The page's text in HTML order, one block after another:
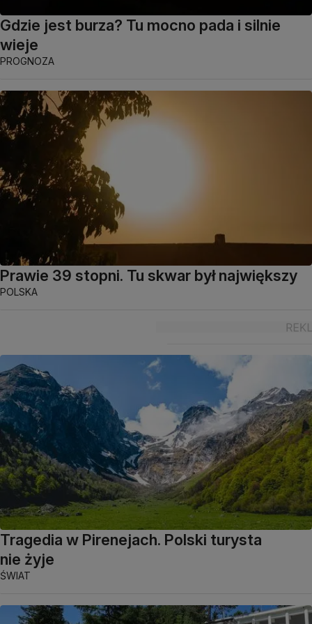
Gdzie jest burza? Tu mocno pada i silnie
wieje
PROGNOZA
Prawie 39 stopni. Tu skwar był największy
POLSKA
Tragedia w Pirenejach. Polski turysta
nie żyje
ŚWIAT